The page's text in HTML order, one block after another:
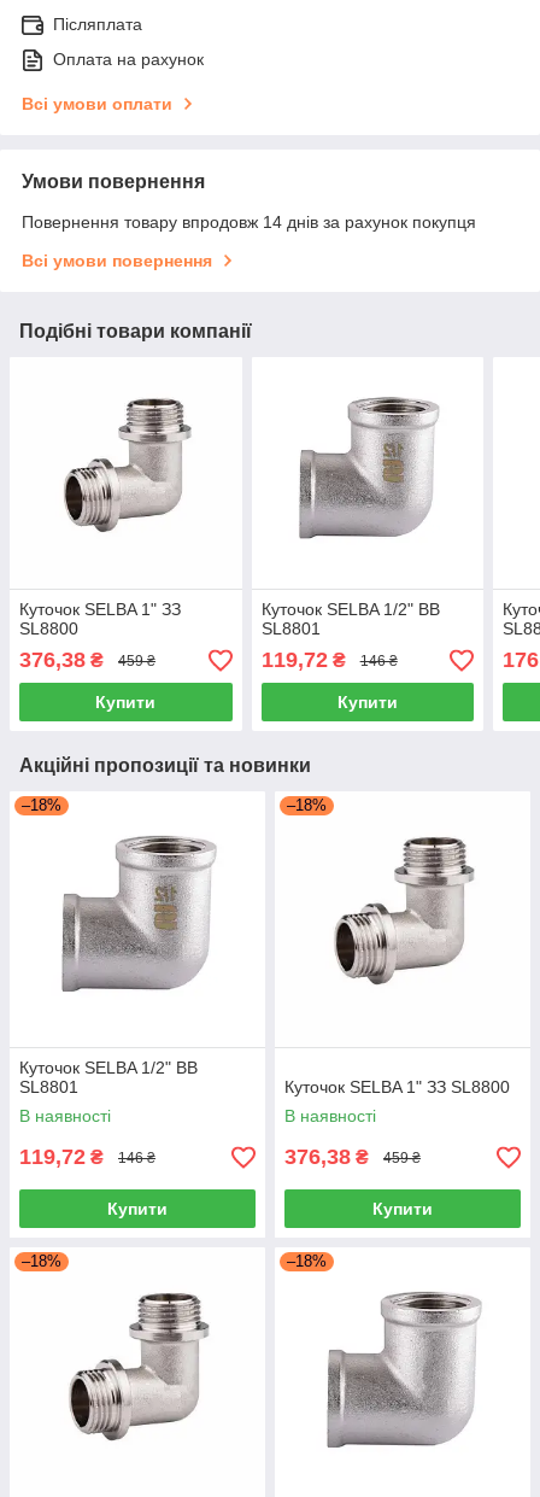
Післяплата
Оплата на рахунок
Всі умови оплати
Умови повернення
Повернення товару впродовж 14 днів за рахунок покупця
Всі умови повернення
Подібні товари компанії
Куточок SELBA 1" ЗЗ
SL8800
376,38 ₴ 459 ₴
Купити
Куточок SELBA 1/2" ВВ
SL8801
119,72₴ 146 ₴
Купити
Акційні пропозиції та новинки
–18%
Куточок SELBA 1/2" ВВ
SL8801
В наявності
119,72 ₴ 146 ₴
Купити
–18%
Куточок SELBA 1" ЗЗ SL8800
В наявності
376,38 ₴ 459 ₴
Купити
–18% –18%